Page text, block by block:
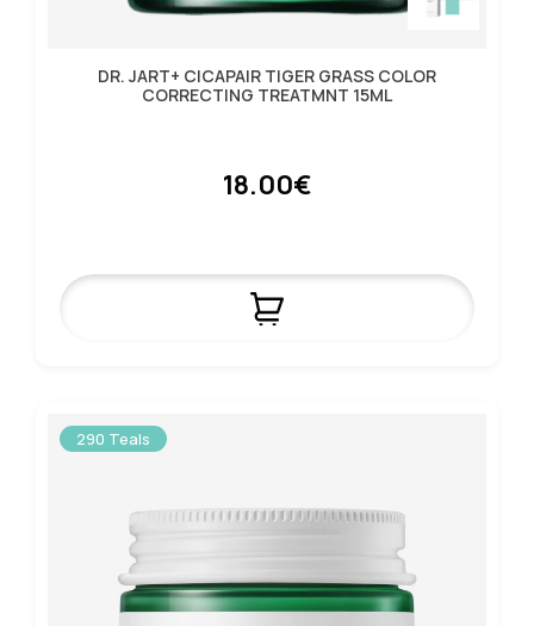
DR. JART+ CICAPAIR TIGER GRASS COLOR
CORRECTING TREATMNT 15ML
18.00€
290 Teals